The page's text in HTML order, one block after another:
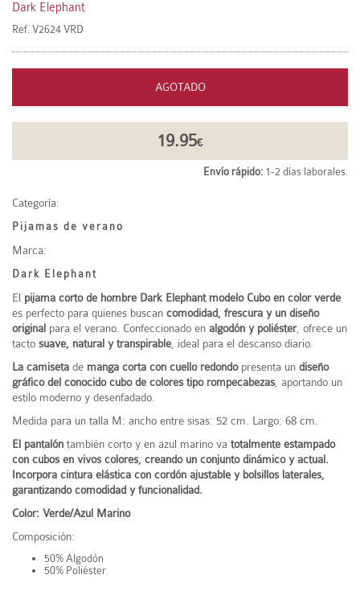
Dark Elephant
Ref. V2624 VRD
AGOTADO
19.95€
Envío rápido: 1-2 días laborales.
Categoría:
Pijamas de verano
Marca:
Dark Elephant
El pijama corto de hombre Dark Elephant modelo Cubo en color verde
es perfecto para quienes buscan comodidad, frescura y un diseño
original para el verano. Confeccionado en algodón y poliéster, ofrece un
tacto suave, natural y transpirable , ideal para el descanso diario.
La camiseta de manga corta con cuello redondopresenta un diseño
gráfico del conocido cubo de colores tipo rompecabezas , aportando un
estilo moderno y desenfadado.
Medida para un talla M: ancho entre sisas: 52 cm. Largo: 68 cm.
El pantalón también corto y en azul marino va totalmente estampado
con cubos en vivos colores , creando un conjunto dinámico y actual.
Incorpora cintura elástica con cordón ajustable y bolsillos laterales
garantizando comodidad y funcionalidad.
Color: Verde/Azul Marino
Composición:
50% Algodón
50% Poliéster